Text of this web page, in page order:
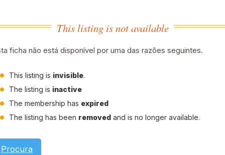
This listing is not available
ficha não está disponível por uma das razões seguintes.
This listing is invisible.
The listing is inactive
The membership has expired
The listing has been removed and is no longer available.
Procura